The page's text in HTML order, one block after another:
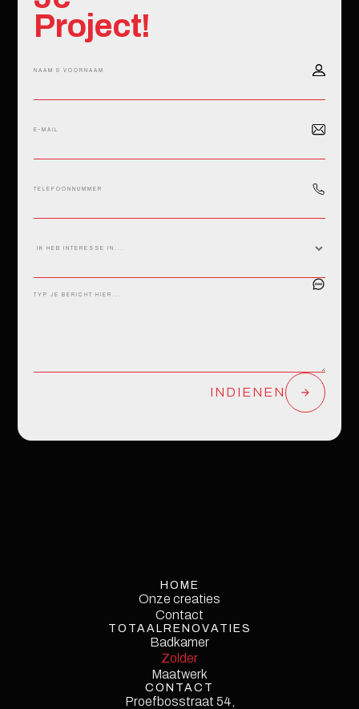
Project!
INDIENEN
HOME
Onze creaties
Onze creaties
Contact
Contact
Service
Single
TOTAALRENOVATIES
Badkamer
Zolder
Maatwerk
CONTACT
Proefbosstraat 54,